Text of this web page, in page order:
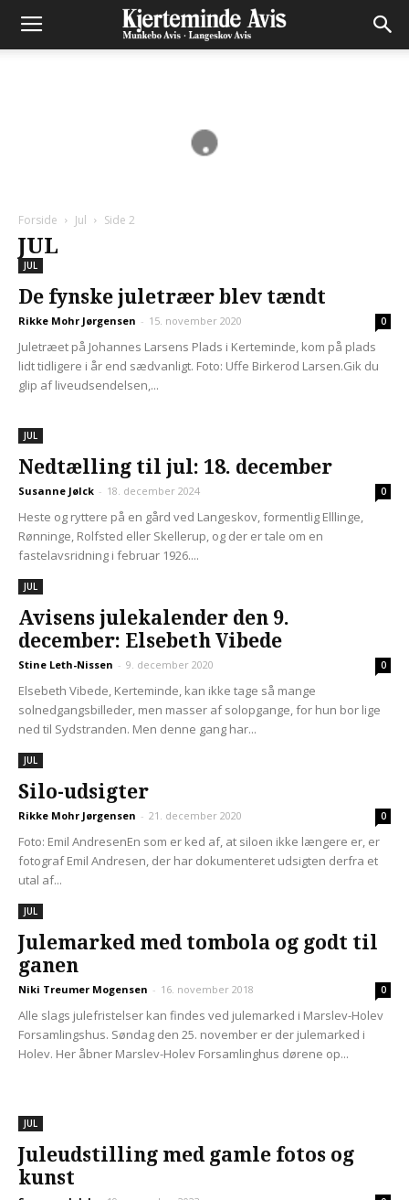
Forside Jul Side 2
JUL
JUL
De fynske juletræer blev tændt
Rikke Mohr Jørgensen - 15. november 2020 0
Juletræet på Johannes Larsens Plads i Kerteminde, kom på plads
lidt tidligere i år end sædvanligt. Foto: Uffe Birkerod Larsen.Gik du
glip af liveudsendelsen,...
JUL
Nedtælling til jul: 18. december
Susanne Jølck - 18. december 2024 0
Heste og ryttere på en gård ved Langeskov, formentlig Elllinge,
Rønninge, Rolfsted eller Skellerup, og der er tale om en
fastelavsridning i februar 1926....
JUL
Avisens julekalender den 9.
december: Elsebeth Vibede
Stine Leth-Nissen - 9. december 2020 0
Elsebeth Vibede, Kerteminde, kan ikke tage så mange
solnedgangsbilleder, men masser af solopgange, for hun bor lige
ned til Sydstranden. Men denne gang har...
JUL
Silo-udsigter
Rikke Mohr Jørgensen - 21. december 2020 0
Foto: Emil AndresenEn som er ked af, at siloen ikke længere er, er
fotograf Emil Andresen, der har dokumenteret udsigten derfra et
utal af...
JUL
Julemarked med tombola og godt til
ganen
Niki Treumer Mogensen - 16. november 2018 0
Alle slags julefristelser kan findes ved julemarked i Marslev-Holev
Forsamlingshus. Søndag den 25. november er der julemarked i
Holev. Her åbner Marslev-Holev Forsamlinghus dørene op...
JUL
Juleudstilling med gamle fotos og
kunst